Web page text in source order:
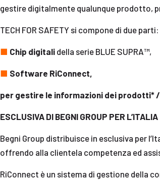
gestire digitalmente qualunque prodotto,
TECH FOR SAFETY si compone di due parti:
■ Chip digitalidella serie BLUE SUPRA™,
■ Software RiConnect,
per gestire le informazioni dei prodotti*
ESCLUSIVA DI BEGNI GROUP PER L’ITALIA
Begni Group distribuisce in esclusiva per
offrendo alla clientela competenza ed
RiConnect è un sistema di gestione della